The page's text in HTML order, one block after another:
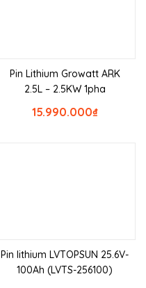
Pin Lithium Growatt ARK
2.5L – 2.5KW 1pha
₫
15.990.000
Pin lithium LVTOPSUN 25.6V-
100Ah (LVTS-256100)